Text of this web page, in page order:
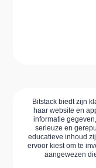
Bitstack biedt zijn
haar website en
informatie
serieuze en
educatieve inhoud
ervoor kiest om te
aangewezen